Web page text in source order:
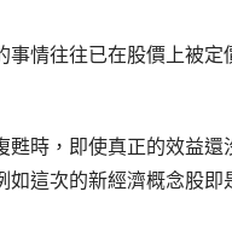
情往往已在股價上被
時，即使真正的效益
這次的新經濟概念股即